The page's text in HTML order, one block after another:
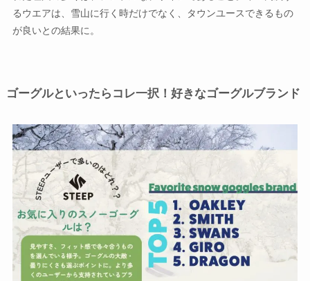
るウエアは、雪山に行く時だけでなく、タウンユースできるもの
が良いとの結果に。
ゴーグルといったらコレ一択！好きなゴーグルブランド